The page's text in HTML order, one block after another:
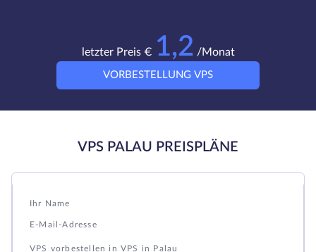
letzter Preis € 1,2 /Monat
VORBESTELLUNG VPS
VPS PALAU PREISPLÄNE